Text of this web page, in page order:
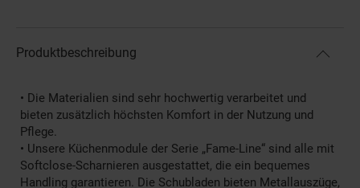
Produktbeschreibung
• Die Materialien sind sehr hochwertig verarbeitet und
bieten zusätzlich höchsten Komfort in der Nutzung und
Pflege.
• Unsere Küchenmodule der Serie „Fame-Line“ sind alle mit
Softclose-Scharnieren ausgestattet, die ein bequemes
Handling garantieren. Die Schubladen bieten Metallauszüge,